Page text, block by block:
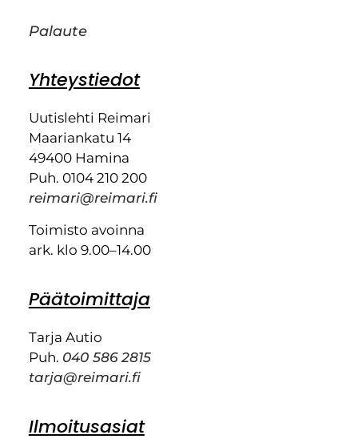
Palaute
Yhteystiedot
Uutislehti Reimari
Maariankatu 14
49400 Hamina
Puh. 0104 210 200
reimari@reimari.fi
Toimisto avoinna
ark. klo 9.00–14.00
Päätoimittaja
Tarja Autio
Puh. 040 586 2815
tarja@reimari.fi
Ilmoitusasiat